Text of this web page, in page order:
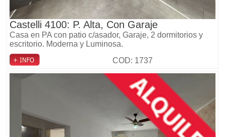
Castelli 4100: P. Alta, Con Garaje
Casa en PA con patio c/asador, Garaje, 2 dormitorios y
escritorio. Moderna y Luminosa.
COD: 1737